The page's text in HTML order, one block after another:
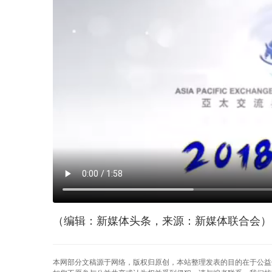
（编辑：新媒体头条，来源：新媒体联合会）
本网部分文稿源于网络，版权归原创，本站整理发表的目的在于公